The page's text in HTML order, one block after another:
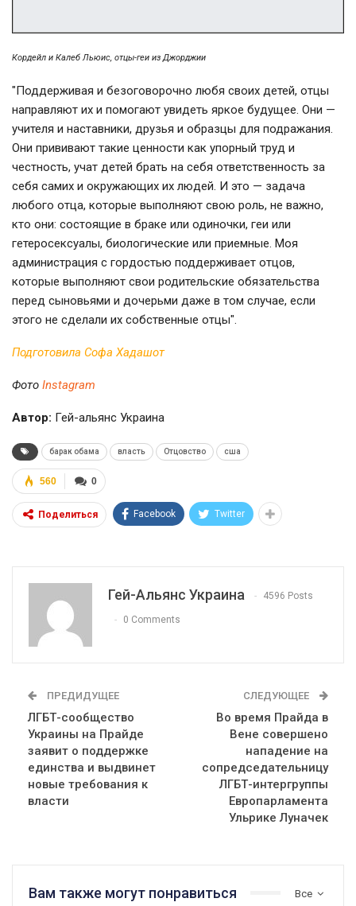
Кордейл и Калеб Льюис, отцы-геи из Джорджии
"Поддерживая и безоговорочно любя своих детей, отцы
направляют их и помогают увидеть яркое будущее. Они —
учителя и наставники, друзья и образцы для подражания.
Они прививают такие ценности как упорный труд и
честность, учат детей брать на себя ответственность за
себя самих и окружающих их людей. И это — задача
любого отца, которые выполняют свою роль, не важно,
кто они: состоящие в браке или одиночки, геи или
гетеросексуалы, биологические или приемные. Моя
администрация с гордостью поддерживает отцов,
которые выполняют свои родительские обязательства
перед сыновьями и дочерьми даже в том случае, если
этого не сделали их собственные отцы".
Подготовила Софа Хадашот
Фото Іnstagram
Автор: Гей-альянс Украина
барак обама власть Отцовство сша
0
560
Поделиться Facebook Twitter
Гей-Альянс Украина 4596 Posts
0 Comments
ПРЕДИДУЩЕЕ
ЛГБТ-сообщество
Украины на Прайде
заявит о поддержке
единства и выдвинет
новые требования к
власти
СЛЕДУЮЩЕЕ
Во время Прайда в
Вене совершено
нападение на
сопредседательницу
ЛГБТ-интергруппы
Европарламента
Ульрике Луначек
Все
Вам также могут понравиться